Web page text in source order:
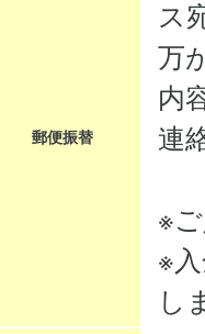
郵便振替
ス
万
内
連
※
※
し